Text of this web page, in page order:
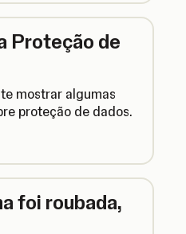
Proteção de
mostrar algumas
proteção de dados.
foi roubada,